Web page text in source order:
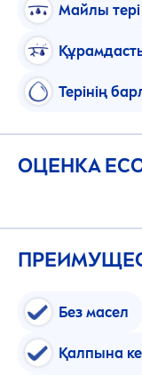
Майлы тері
Терінің
ОЦЕНКА
Без масел
Қалпына